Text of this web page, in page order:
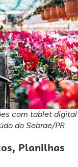
com tablet digital
do Sebrae/PR.
Planilhas